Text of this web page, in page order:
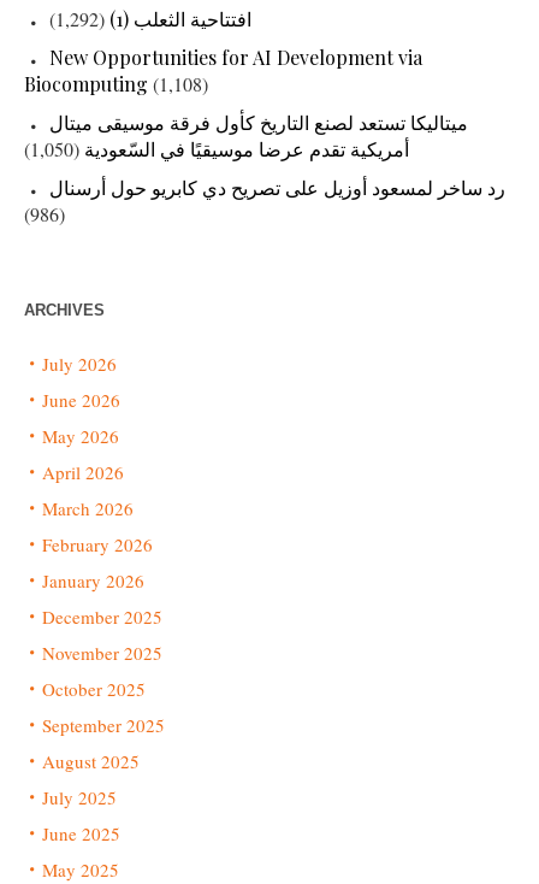
افتتاحية الثعلب (1)
(1,292)
New Opportunities for AI Development via
Biocomputing (1,108)
ميتاليكا تستعد لصنع التاريخ كأول فرقة موسيقى ميتال
أمريكية تقدم عرضا موسيقيًا في السّعودية (1,050)
رد ساخر لمسعود أوزيل على تصريح دي كابريو حول أرسنال
(986)
ARCHIVES
July 2026
June 2026
May 2026
April 2026
March 2026
February 2026
January 2026
December 2025
November 2025
October 2025
September 2025
August 2025
July 2025
June 2025
May 2025